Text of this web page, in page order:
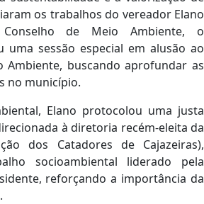
os trabalhos do vereador Elano
de Meio Ambiente, o
uma sessão especial em alusão ao
Ambiente, buscando aprofundar as
no município.
Elano protocolou uma justa
à diretoria recém-eleita da
dos Catadores de Cajazeiras),
socioambiental liderado pela
reforçando a importância da